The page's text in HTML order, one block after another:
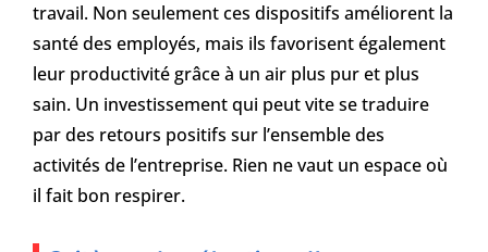
travail. Non seulement ces dispositifs améliorent la
santé des employés, mais ils favorisent également
leur productivité grâce à un air plus pur et plus
sain. Un investissement qui peut vite se traduire
par des retours positifs sur l’ensemble des
activités de l’entreprise. Rien ne vaut un espace où
il fait bon respirer.